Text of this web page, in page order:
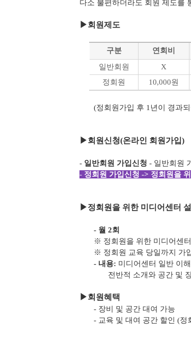
다소 불편하더라도 회원 제도를
▶회원제도
구분 연회비
일반회원
X
정회원
10,000원
(정회원가입 후 1년이 경과
▶회원신청(온라인 회원가입)
- 일반회원 가입신청 - 일반회원
- 정회원 가입신청 -> 정회원을
▶정회원을 위한 미디어센터
- 월 2회
※ 정회원을 위한 미디어센
※ 정회원 교육 당일까지 가
- 내용: 미디어센터 일반 이
전반적 소개와 공간 및
▶회원혜택
- 장비 및 공간 대여 가능
- 교육 및 대여 공간 할인 (